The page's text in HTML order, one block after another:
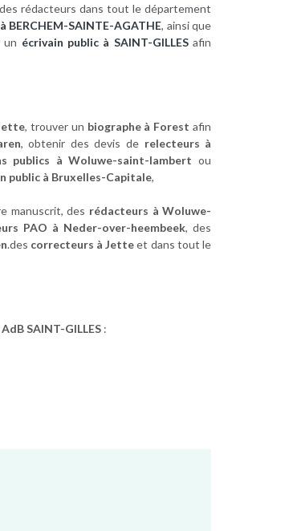
rédacteurs dans tout le département
BERCHEM-SAINTE-AGATHE, ainsi que
un écrivain public à SAINT-GILLESafin
, trouver un biographe à Forest afin
, obtenir des devis de relecteurs à
publics à Woluwe-saint-lambert ou
public à Bruxelles-Capitale,
manuscrit, des rédacteurs à Woluwe-
PAO à Neder-over-heembeek, des
.des correcteurs à Jetteet dans tout le
AdB SAINT-GILLES :